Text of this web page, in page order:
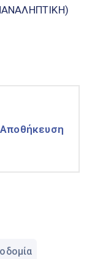
Αποθήκευση